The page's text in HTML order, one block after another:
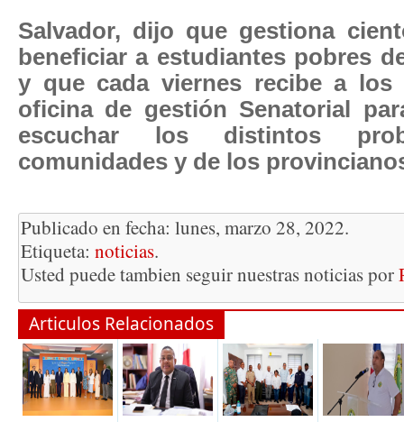
Salvador, dijo que gestiona
beneficiar a estudiantes pobres
y que cada viernes recibe a los
oficina de gestión Senatorial
escuchar los distintos
comunidades y de los
Publicado en fecha: lunes, marzo 28, 2022.
Etiqueta: noticias.
Usted puede tambien seguir nuestras noticias por
Articulos Relacionados